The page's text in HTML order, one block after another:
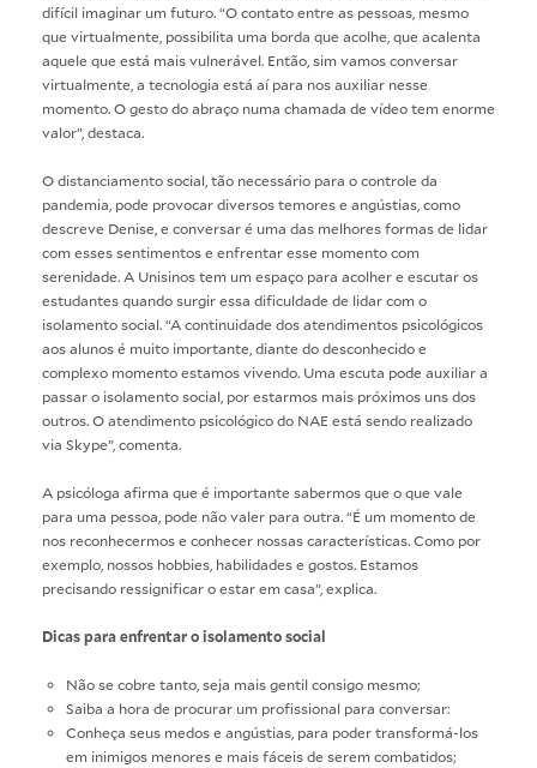
difícil imaginar um futuro. “O contato entre as pessoas, mesmo
que virtualmente, possibilita uma borda que acolhe, que acalenta
aquele que está mais vulnerável. Então, sim vamos conversar
virtualmente, a tecnologia está aí para nos auxiliar nesse
momento. O gesto do abraço numa chamada de vídeo tem enorme
valor”, destaca.
O distanciamento social, tão necessário para o controle da
pandemia, pode provocar diversos temores e angústias, como
descreve Denise, e conversar é uma das melhores formas de lidar
com esses sentimentos e enfrentar esse momento com
serenidade. A Unisinos tem um espaço para acolher e escutar os
estudantes quando surgir essa dificuldade de lidar com o
isolamento social. “A continuidade dos atendimentos psicológicos
aos alunos é muito importante, diante do desconhecido e
complexo momento estamos vivendo. Uma escuta pode auxiliar a
passar o isolamento social, por estarmos mais próximos uns dos
outros. O atendimento psicológico do NAE está sendo realizado
via Skype”, comenta.
A psicóloga afirma que é importante sabermos que o que vale
para uma pessoa, pode não valer para outra. “É um momento de
nos reconhecermos e conhecer nossas características. Como por
exemplo, nossos hobbies, habilidades e gostos. Estamos
precisando ressignificar o estar em casa”, explica.
Dicas para enfrentar o isolamento social
Não se cobre tanto, seja mais gentil consigo mesmo;
Saiba a hora de procurar um profissional para conversar:
Conheça seus medos e angústias, para poder transformá-los
em inimigos menores e mais fáceis de serem combatidos;